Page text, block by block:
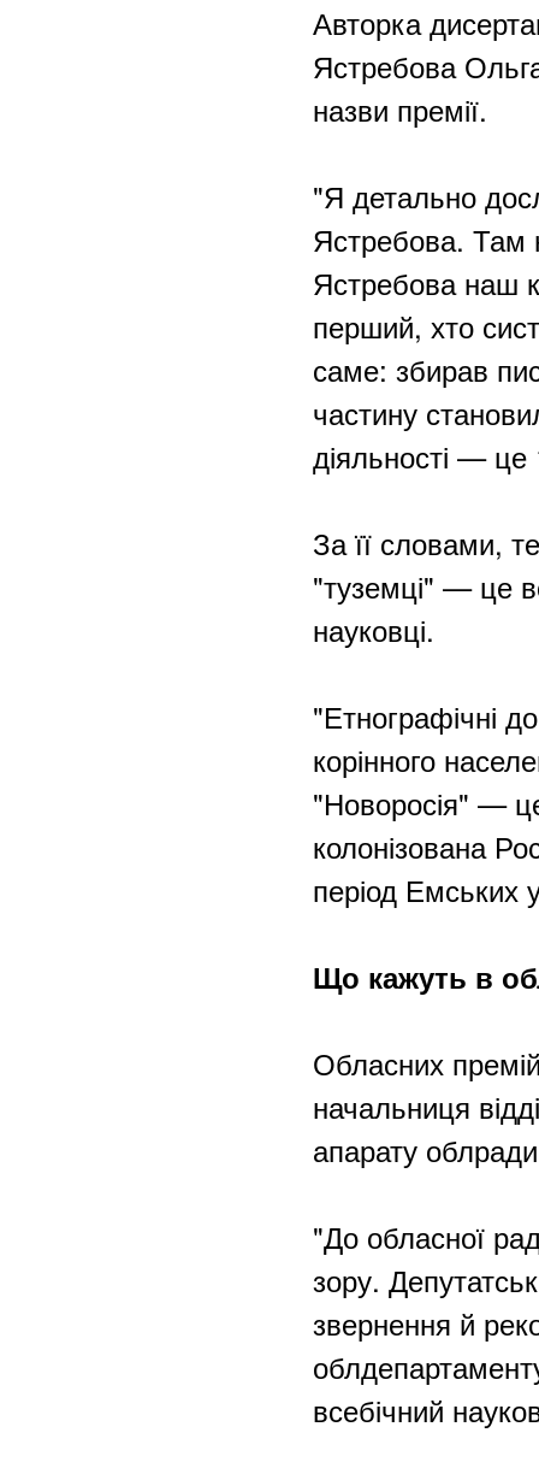
Авторка
Ястребова
назви премії.
"Я детально
Ястребова. Там
Ястребова наш
перший, хто
саме: збирав
частину
діяльності — це
За її словами,
"туземці" — це
науковці.
"Етнографічні
корінного
"Новоросія" —
колонізована
період Емських
Що кажуть в
Обласних
начальниця
апарату
"До обласної
зору.
звернення й
всебічний